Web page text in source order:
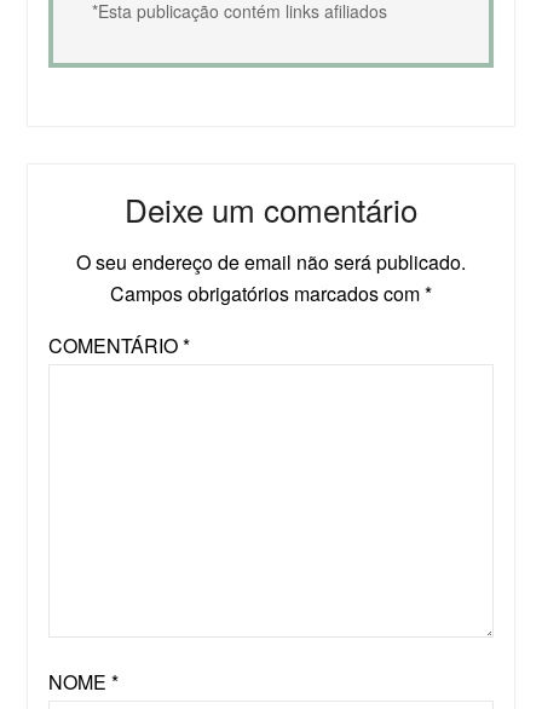
*Esta publicação contém links afiliados
Deixe um comentário
O seu endereço de email não será publicado.
Campos obrigatórios marcados com*
COMENTÁRIO*
NOME *